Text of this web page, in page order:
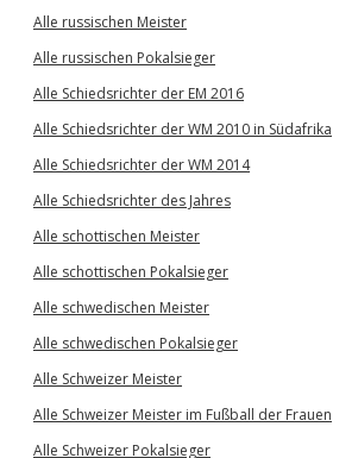
Alle russischen Meister
Alle russischen Pokalsieger
Alle Schiedsrichter der EM 2016
Alle Schiedsrichter der WM 2010 in Südafrika
Alle Schiedsrichter der WM 2014
Alle Schiedsrichter des Jahres
Alle schottischen Meister
Alle schottischen Pokalsieger
Alle schwedischen Meister
Alle schwedischen Pokalsieger
Alle Schweizer Meister
Alle Schweizer Meister im Fußball der Frauen
Alle Schweizer Pokalsieger